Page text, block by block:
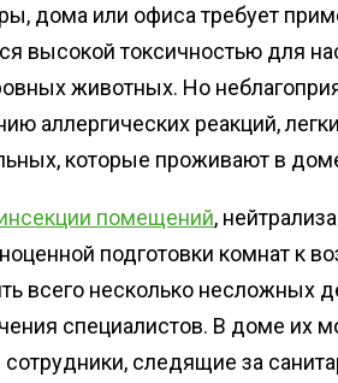
дома или офиса требует
высокой токсичностью для
животных. Но
аллергических реакций,
которые проживают в
помещений,
подготовки комнат к
всего несколько несложных
специалистов. В доме их
следящие за